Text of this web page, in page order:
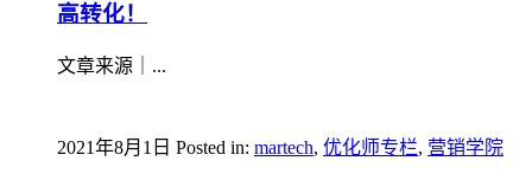
高转化！
文章来源｜...
2021年8月1日 Posted in: martech, 优化师专栏, 营销学院